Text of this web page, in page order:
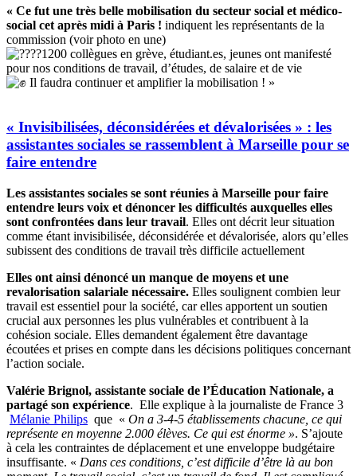
« Ce fut une très belle mobilisation du secteur social et médico-
social cet après midi à Paris ! indiquent les représentants de la
commission (voir photo en une)
1200 collègues en grève, étudiant.es, jeunes ont manifesté
pour nos conditions de travail, d’études, de salaire et de vie
Il faudra continuer et amplifier la mobilisation ! »
« Invisibilisées, déconsidérées et dévalorisées » : les
assistantes sociales se rassemblent à Marseille pour se
faire entendre
Les assistantes sociales se sont réunies à Marseille pour faire
entendre leurs voix et dénoncer les difficultés auxquelles elles
sont confrontées dans leur travail. Elles ont décrit leur situation
comme étant invisibilisée, déconsidérée et dévalorisée, alors qu’elles
subissent des conditions de travail très difficile actuellement
Elles ont ainsi dénoncé un manque de moyens et une
revalorisation salariale nécessaire. Elles soulignent combien leur
travail est essentiel pour la société, car elles apportent un soutien
crucial aux personnes les plus vulnérables et contribuent à la
cohésion sociale. Elles demandent également être davantage
écoutées et prises en compte dans les décisions politiques concernant
l’action sociale.
Valérie Brignol, assistante sociale de l’Éducation Nationale, a
partagé son expérience. Elle explique à la journaliste de France 3
Mélanie Philips que « On a 3-4-5 établissements chacune, ce qui
représente en moyenne 2.000 élèves. Ce qui est énorme ». S’ajoute
à cela les contraintes de déplacement et une enveloppe budgétaire
insuffisante. « Dans ces conditions, c’est difficile d’être là au bon